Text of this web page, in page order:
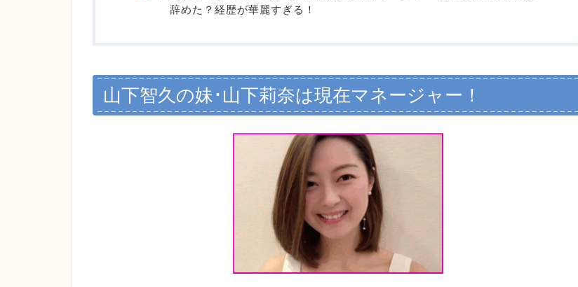
辞めた？経歴が華麗すぎる！
山下智久の妹･山下莉奈は現在マネージャー！